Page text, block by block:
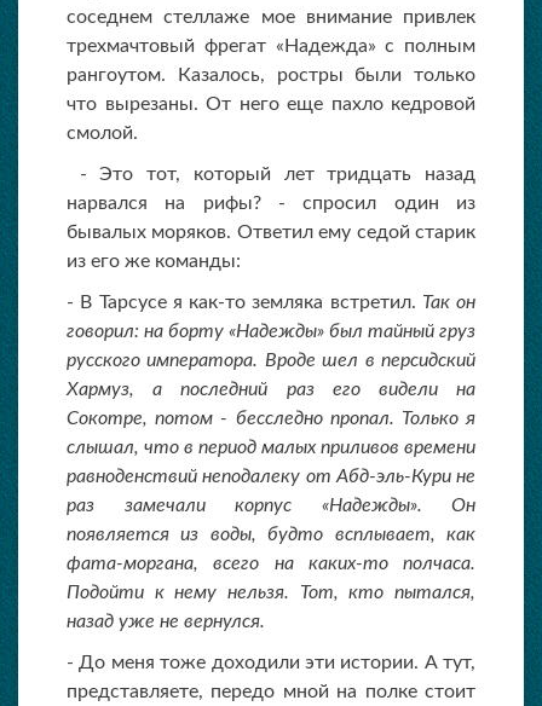
соседнем стеллаже мое внимание привлек
трехмачтовый фрегат «Надежда» с полным
рангоутом. Казалось, ростры были только
что вырезаны. От него еще пахло кедровой
смолой.
- Это тот, который лет тридцать назад
нарвался на рифы? - спросил один из
бывалых моряков. Ответил ему седой старик
из его же команды:
- В Тарсусе я как-то земляка встретил. Так он
говорил: на борту «Надежды» был тайный груз
русского императора. Вроде шел в персидский
Хармуз, а последний раз его видели на
Сокотре, потом - бесследно пропал. Только я
слышал, что в период малых приливов времени
равноденствий неподалеку от Абд-эль-Кури не
раз замечали корпус «Надежды». Он
появляется из воды, будто всплывает, как
фата-моргана, всего на каких-то полчаса.
Подойти к нему нельзя. Тот, кто пытался,
назад уже не вернулся.
- До меня тоже доходили эти истории. А тут,
представляете, передо мной на полке стоит